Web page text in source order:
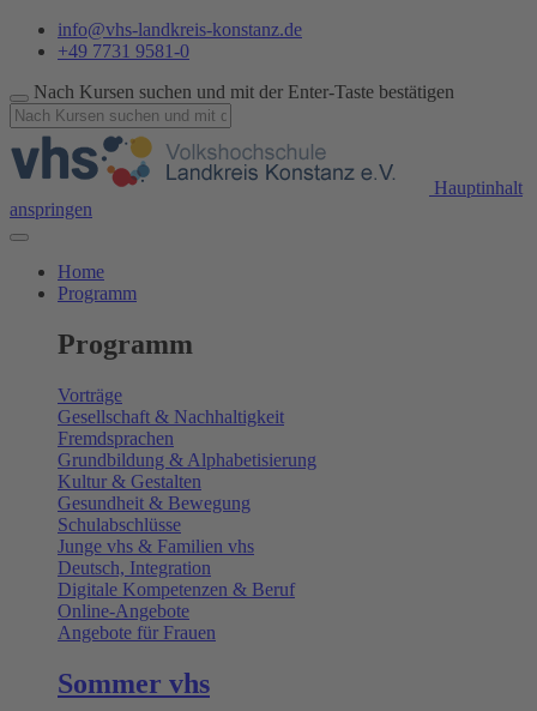
info@vhs-landkreis-konstanz.de
+49 7731 9581-0
Nach Kursen suchen und mit der Enter-Taste bestätigen
Hauptinhalt
anspringen
Home
Programm
Programm
Vorträge
Gesellschaft & Nachhaltigkeit
Fremdsprachen
Grundbildung & Alphabetisierung
Kultur & Gestalten
Gesundheit & Bewegung
Schulabschlüsse
Junge vhs & Familien vhs
Deutsch, Integration
Digitale Kompetenzen & Beruf
Online-Angebote
Angebote für Frauen
Sommer vhs